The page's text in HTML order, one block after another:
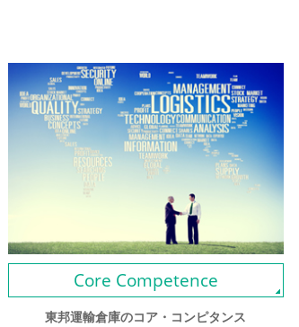
Core Competence
東邦運輸倉庫のコア・コンピタンス